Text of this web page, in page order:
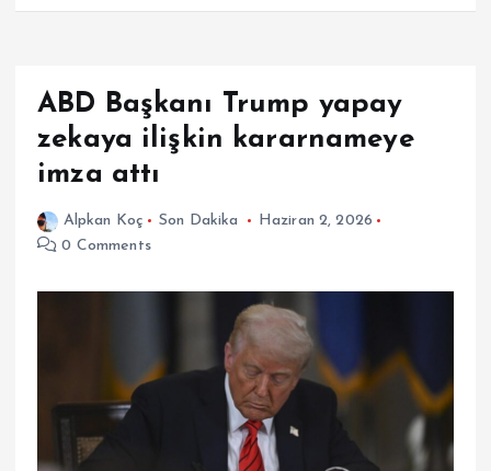
ABD Başkanı Trump yapay
zekaya ilişkin kararnameye
imza attı
Alpkan Koç Son Dakika
Haziran 2, 2026
0 Comments